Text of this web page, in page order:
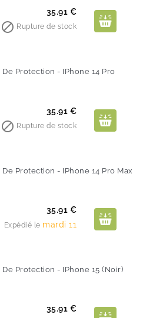
Prix
35.91 €
 Rupture de stock
De Protection - IPhone 14 Pro
Prix
35.91 €
 Rupture de stock
De Protection - IPhone 14 Pro Max
Prix
35.91 €
Expédié le mardi 11
De Protection - IPhone 15 (noir)
Prix
35.91 €